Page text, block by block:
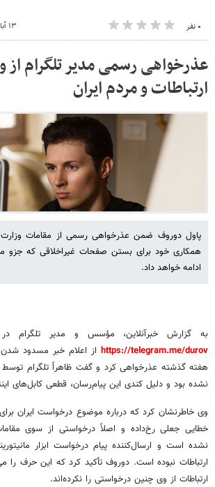
۰ نفر ۱۳ آبان ۱۳۹۴ - ۱۹:۰۰
عذرخواهی رسمی مدیر تلگرام از
ارتباطات و مردم ایران
پاول دوروف ضمن عذرخواهی رسمی از مقامات وزارت
همکاری خود برای بستن صفحات غیراخلاقی که جزو
ادامه خواهد داد.
به گزارش خبرآنلاین، مؤسس و مدیر تلگرام
https://telegram.me/durov از اعلام خبر مسدود
هفته گذشته عذرخواهی کرد و گفت ظاهراً تلگرام توسط
نشده بود و دلیل کندی این پیام‌رسان، قطعی کابل‌های
وی خاطرنشان کرد که درباره موضوع درخواست ایران برای
خطایی جعلی رخ‌داده و اصلاً درخواستی از سوی
نشده است و ارسال‌کننده پیام درخواست ابزار
ارتباطات نبوده است. دوروف تأکید کرد که این حرف را
ارتباطات از وی چنین درخواستی را نکرده‌اند.